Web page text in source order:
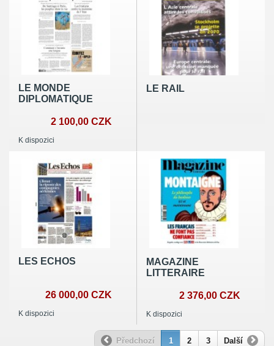
LE MONDE
DIPLOMATIQUE
2 100,00 CZK
K dispozici
LE RAIL
LES ECHOS
26 000,00 CZK
K dispozici
MAGAZINE
LITTERAIRE
2 376,00 CZK
K dispozici
Předchozí 1 2 3 Další